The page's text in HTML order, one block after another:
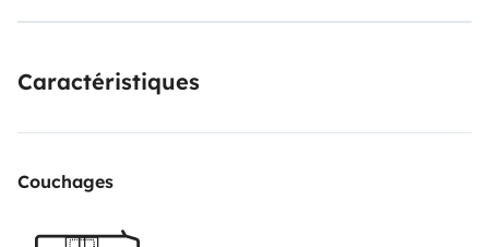
motorhome podrás pasar unas vacaciones totalmente
nuestro país sin tener que volver a un lugar fijo,
para desconectar de la monotonía o estudiar de un
ordenador, tablet o móvil.
Caractéristiques
Couchages